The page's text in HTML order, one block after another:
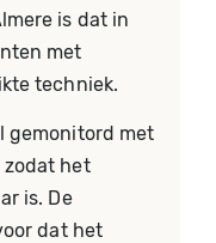
is dat in
met
techniek.
gemonitord met
het
is. De
dat het